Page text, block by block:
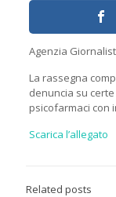
Agenzia
La rassegna
denuncia su
psicofarmaci con
Scarica l’allegato
Related posts